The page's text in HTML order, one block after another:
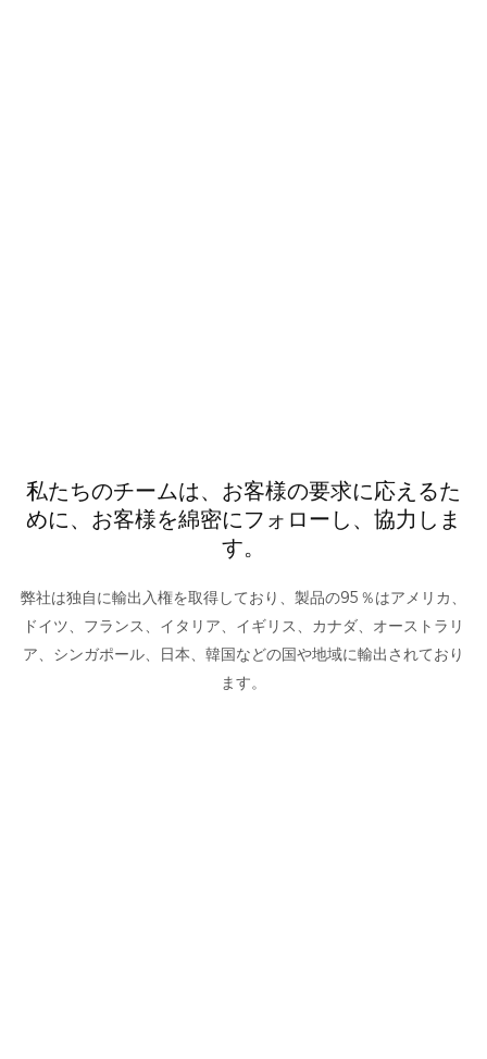
私たちのチームは、お客様の要求に応えるた
めに、お客様を綿密にフォローし、協力しま
す。
弊社は独自に輸出入権を取得しており、製品の95％はアメリカ、
ドイツ、フランス、イタリア、イギリス、カナダ、オーストラリ
ア、シンガポール、日本、韓国などの国や地域に輸出されており
ます。